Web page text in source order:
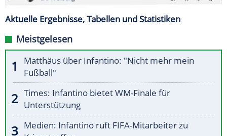
Aktuelle Ergebnisse, Tabellen und Statistiken
Meistgelesen
Matthäus über Infantino: "Nicht mehr mein
Fußball"
Times: Infantino bietet WM-Finale für
Unterstützung
Medien: Infantino ruft FIFA-Mitarbeiter zu